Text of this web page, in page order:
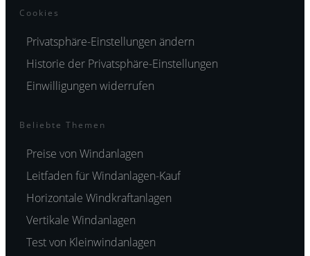
Cookies
Privatsphäre-Einstellungen ändern
Historie der Privatsphäre-Einstellungen
Einwilligungen widerrufen
Beliebte Themen
Preise von Windanlagen
Leitfaden für Windanlagen-Kauf
Horizontale Windkraftanlagen
Vertikale Windanlagen
Test von Kleinwindanlagen